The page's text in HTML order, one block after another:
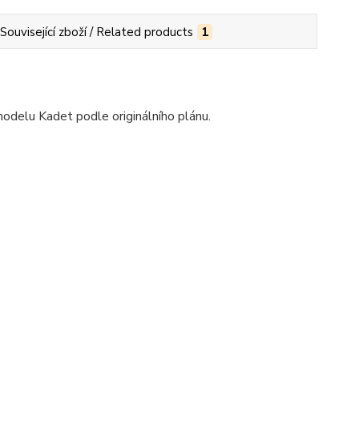
Související zboží / Related products 1
Kadet podle originálního plánu.